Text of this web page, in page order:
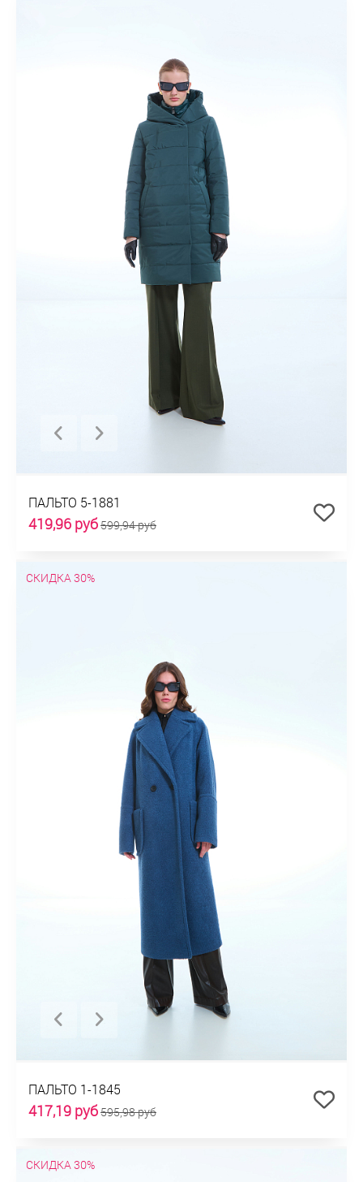
ПАЛЬТО 5-1881
419,96 руб599,94 руб
СКИДКА 30%
ПАЛЬТО 1-1845
417,19 руб595,98 руб
СКИДКА 30%